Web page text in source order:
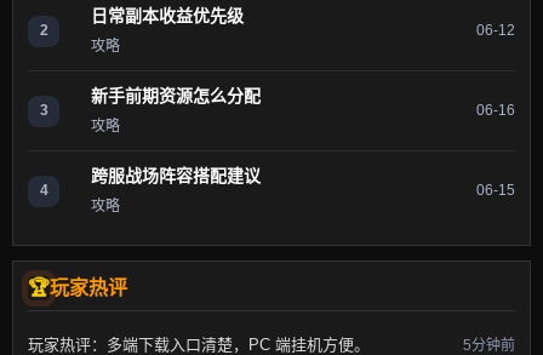
2
日常副本收益优先级
攻略
06-12
3
新手前期资源怎么分配
攻略
06-16
4
跨服战场阵容搭配建议
攻略
06-15
玩家热评
玩家热评：多端下载入口清楚，PC 端挂机方便。 5分钟前